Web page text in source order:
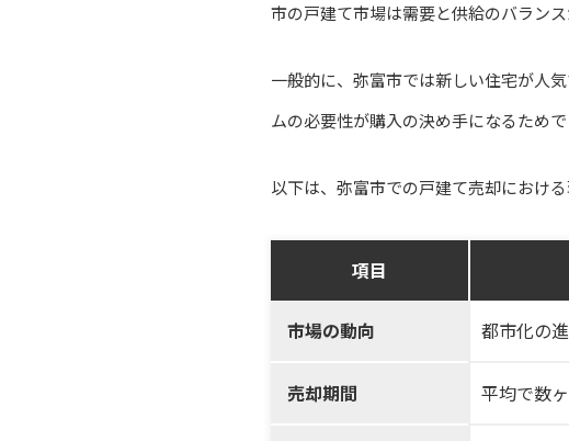
市の戸建て市場は需要と供給のバラン
一般的に、弥富市では新しい住宅が人
ムの必要性が購入の決め手になるため
以下は、弥富市での戸建て売却におけ
項目
市場の動向 都市化の
売却期間 平均で数